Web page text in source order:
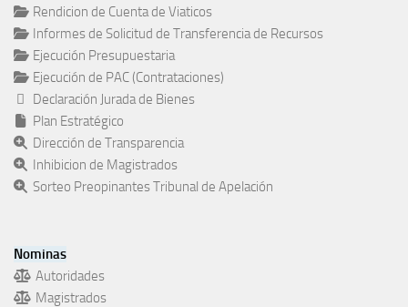
Rendicion de Cuenta de Viaticos
Informes de Solicitud de Transferencia de Recursos
Ejecución Presupuestaria
Ejecución de PAC (Contrataciones)
Declaración Jurada de Bienes
Plan Estratégico
Dirección de Transparencia
Inhibicion de Magistrados
Sorteo Preopinantes Tribunal de Apelación
Nominas
Autoridades
Magistrados